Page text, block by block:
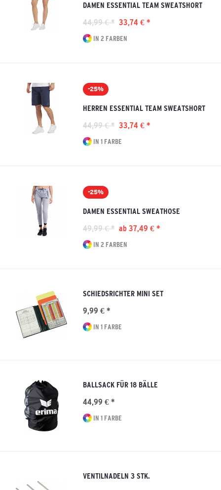
DAMEN ESSENTIAL TEAM SWEATSHORT
44,99 € * 33,74 € *
IN 2 FARBEN
-25%
HERREN ESSENTIAL TEAM SWEATSHORT
44,99 € * 33,74 € *
IN 1 FARBE
-25%
DAMEN ESSENTIAL SWEATHOSE
49,99 € * ab 37,49 € *
IN 2 FARBEN
SCHIEDSRICHTER MINI SET
9,99 € *
IN 1 FARBE
BALLSACK FÜR 18 BÄLLE
44,99 € *
IN 1 FARBE
VENTILNADELN 3 STK.